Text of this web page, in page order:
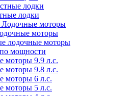
лодки
лодки
Лодочные моторы
моторы
лодочные моторы
мощности
моторы 9.9 л.с.
моторы 9.8 л.с.
моторы 6 л.с.
моторы 5 л.с.